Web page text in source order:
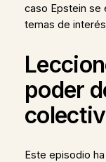
caso Epstein se
temas de
poder
Este episodio